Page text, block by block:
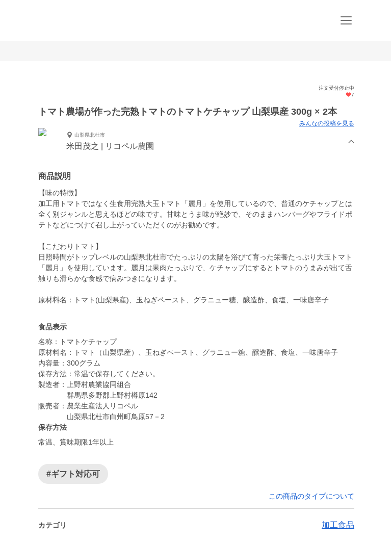
注文受付停止中
7
トマト農場が作った完熟トマトのトマトケチャップ 山梨県産 300g × 2本
みんなの投稿を見る
山梨県北杜市
米田茂之 | リコペル農園
商品説明
【味の特徴】
加工用トマトではなく生食用完熟大玉トマト「麗月」を使用しているので、普通のケチャップとは
全く別ジャンルと思えるほどの味です。甘味とうま味が絶妙で、そのままハンバーグやフライドポ
テトなどにつけて召し上がっていただくのがお勧めです。
【こだわりトマト】
日照時間がトップレベルの山梨県北杜市でたっぷりの太陽を浴びて育った栄養たっぷり大玉トマト
「麗月」を使用しています。麗月は果肉たっぷりで、ケチャップにするとトマトのうまみが出て舌
触りも滑らかな食感で病みつきになります。
原材料名：トマト(山梨県産)、玉ねぎペースト、グラニュー糖、醸造酢、食塩、一味唐辛子
食品表示
名称：トマトケチャップ
原材料名：トマト（山梨県産）、玉ねぎペースト、グラニュー糖、醸造酢、食塩、一味唐辛子
内容量：300グラム
保存方法：常温で保存してください。
製造者：上野村農業協同組合
群馬県多野郡上野村樽原142
販売者：農業生産法人リコペル
山梨県北杜市白州町鳥原57－2
保存方法
常温、賞味期限1年以上
#ギフト対応可
この商品のタイプについて
カテゴリ 加工食品